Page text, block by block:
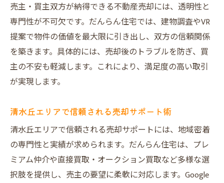
売主・買主双方が納得できる不動産売却には、透明性と
専門性が不可欠です。だんらん住宅では、建物調査やVR
提案で物件の価値を最大限に引き出し、双方の信頼関係
を築きます。具体的には、売却後のトラブルを防ぎ、買
主の不安も軽減します。これにより、満足度の高い取引
が実現します。
清水丘エリアで信頼される売却サポート術
清水丘エリアで信頼される売却サポートには、地域密着
の専門性と実績が求められます。だんらん住宅は、プレ
ミアム仲介や直接買取・オークション買取など多様な選
択肢を提供し、売主の要望に柔軟に対応します。Google